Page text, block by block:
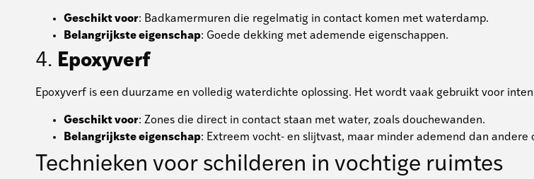
Geschikt voor: Badkamermuren die regelmatig in contact komen met waterdamp.
Belangrijkste eigenschap: Goede dekking met ademende eigenschappen.
4. Epoxyverf
Epoxyverf is een duurzame en volledig waterdichte oplossing. Het wordt vaak gebruikt voor
Geschikt voor: Zones die direct in contact staan met water, zoals douchewanden.
Belangrijkste eigenschap: Extreem vocht- en slijtvast, maar minder ademend dan andere
Technieken voor schilderen in vochtige ruimtes